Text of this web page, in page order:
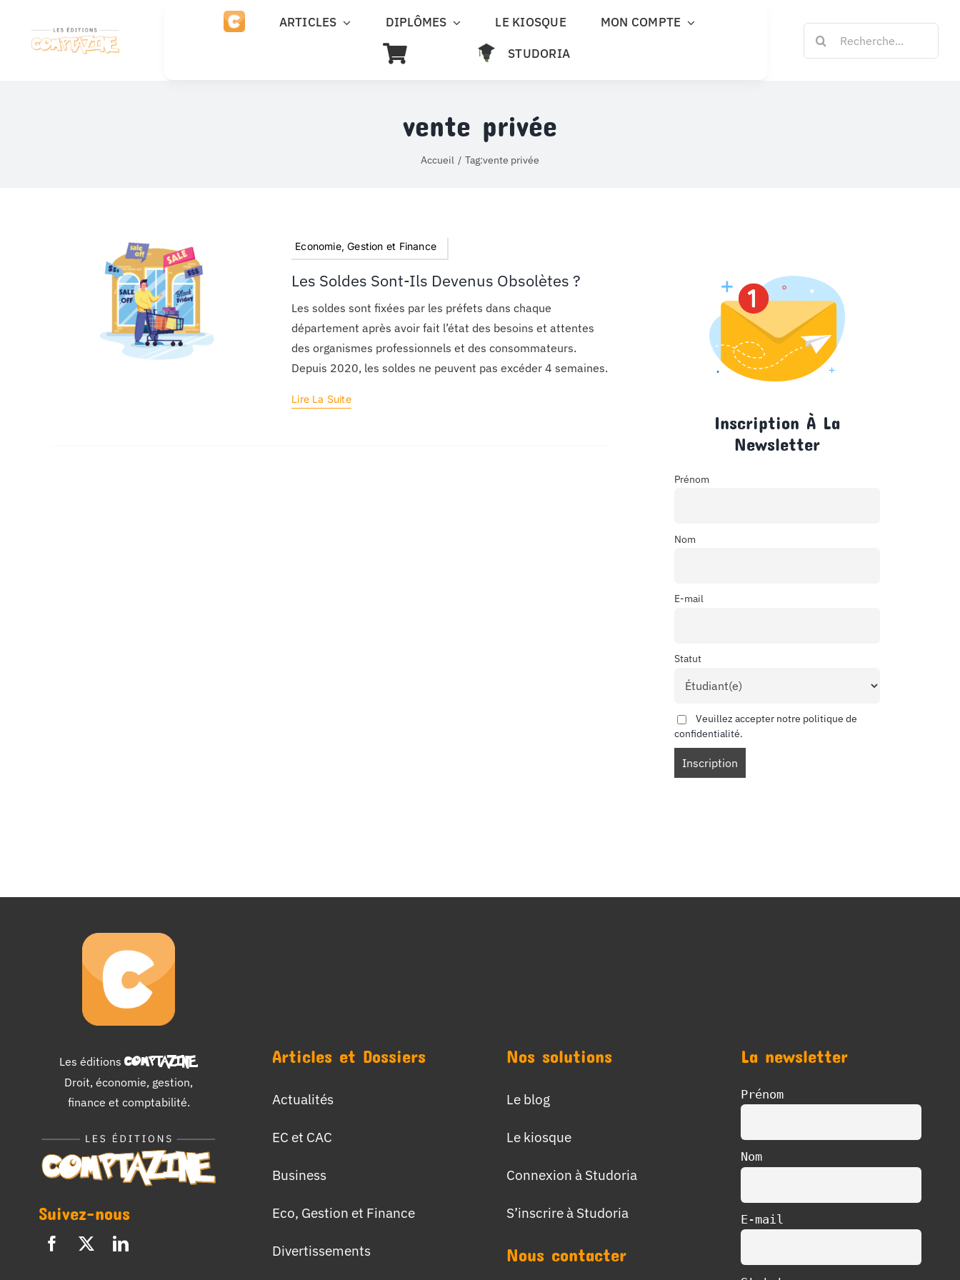
contenu
ARTICLES DIPLÔMES LE KIOSQUE
MON COMPTE
STUDORIA
vente privée
Accueil Tag:vente privée
Economie, Gestion et Finance
Les Soldes Sont-Ils Devenus Obsolètes ?
Les soldes sont fixées par les préfets dans chaque
département après avoir fait l’état des besoins et attentes
des organismes professionnels et des consommateurs.
Depuis 2020, les soldes ne peuvent pas excéder 4 semaines.
Lire La Suite
Inscription À La
Newsletter
Prénom
Nom
E-mail
Statut
Veuillez accepter notre politique de
confidentialité.
Les éditions COMPTAZINE.
Droit, économie, gestion,
finance et comptabilité.
Suivez-nous
Articles et Dossiers
Actualités
EC et CAC
Business
Eco, Gestion et Finance
Divertissements
Nos solutions
Le blog
Le kiosque
Connexion à Studoria
S’inscrire à Studoria
Nous contacter
La newsletter
Prénom
Nom
E-mail